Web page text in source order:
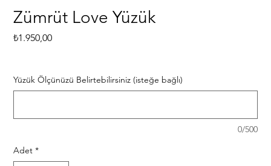
Zümrüt Love Yüzük
₺1.950,00Fiyat
Yüzük Ölçünüzü Belirtebilirsiniz (isteğe bağlı)
0/500
Adet *